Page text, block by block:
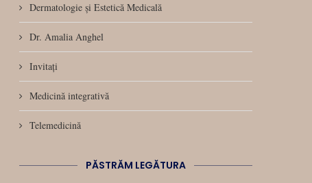
Dermatologie și Estetică Medicală
Dr. Amalia Anghel
Invitați
Medicină integrativă
Telemedicină
PĂSTRĂM LEGĂTURA